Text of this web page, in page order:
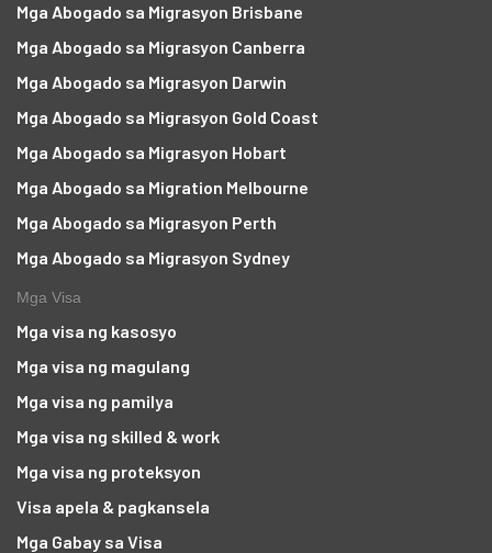
Mga Abogado sa Migrasyon Brisbane
Mga Abogado sa Migrasyon Canberra
Mga Abogado sa Migrasyon Darwin
Mga Abogado sa Migrasyon Gold Coast
Mga Abogado sa Migrasyon Hobart
Mga Abogado sa Migration Melbourne
Mga Abogado sa Migrasyon Perth
Mga Abogado sa Migrasyon Sydney
Mga Visa
Mga visa ng kasosyo
Mga visa ng magulang
Mga visa ng pamilya
Mga visa ng skilled & work
Mga visa ng proteksyon
Visa apela & pagkansela
Mga Gabay sa Visa